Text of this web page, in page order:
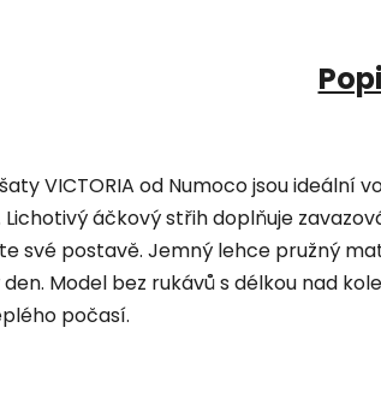
VICTORIA od Numoco jsou ideální
áčkový střih doplňuje
své postavě. Jemný lehce pružný
Model bez rukávů s délkou nad
počasí.